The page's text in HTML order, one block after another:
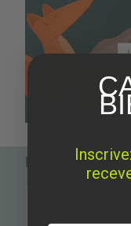
Parfait pour le